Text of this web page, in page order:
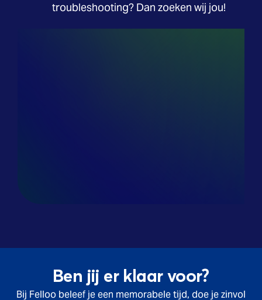
troubleshooting? Dan zoeken wij jou!
Ben jij er klaar voor?
Bij Felloo beleef je een memorabele tijd, doe je zinvol